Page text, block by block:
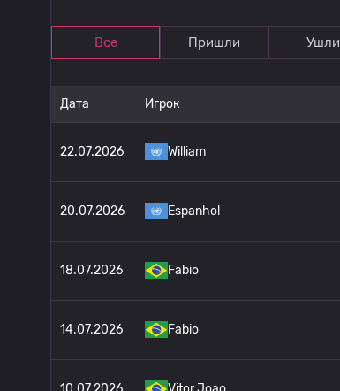
Все Пришли Ушли
Дата Игрок
22.07.2026 William
20.07.2026 Espanhol
18.07.2026 Fabio
14.07.2026 Fabio